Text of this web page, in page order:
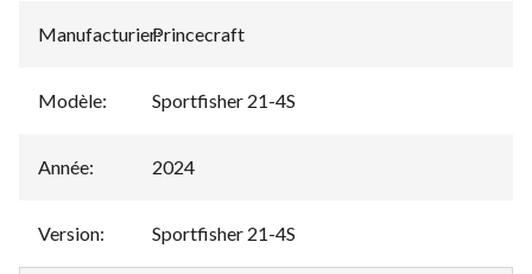
Manufacturier:
Princecraft
Modèle: Sportfisher 21-4S
Année: 2024
Version: Sportfisher 21-4S